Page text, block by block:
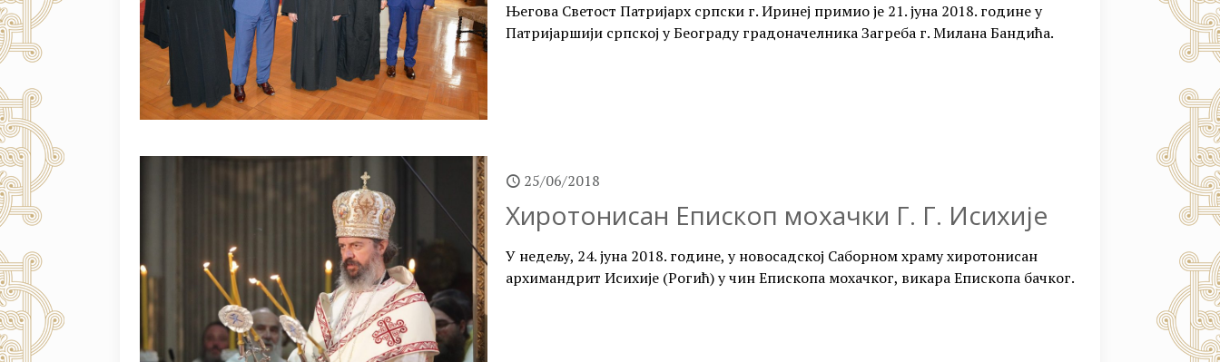
Његова Светост Патријарх српски г. Иринеј примио је 21. јуна 2018. године у
Патријаршији српској у Београду градоначелника Загреба г. Милана Бандића.
25/06/2018
Хиротонисан Епископ мохачки Г. Г. Исихије
У недељу, 24. јуна 2018. године, у новосадској Саборном храму хиротонисан
архимандрит Исихије (Рогић) у чин Епископа мохачког, викара Епископа бачког.